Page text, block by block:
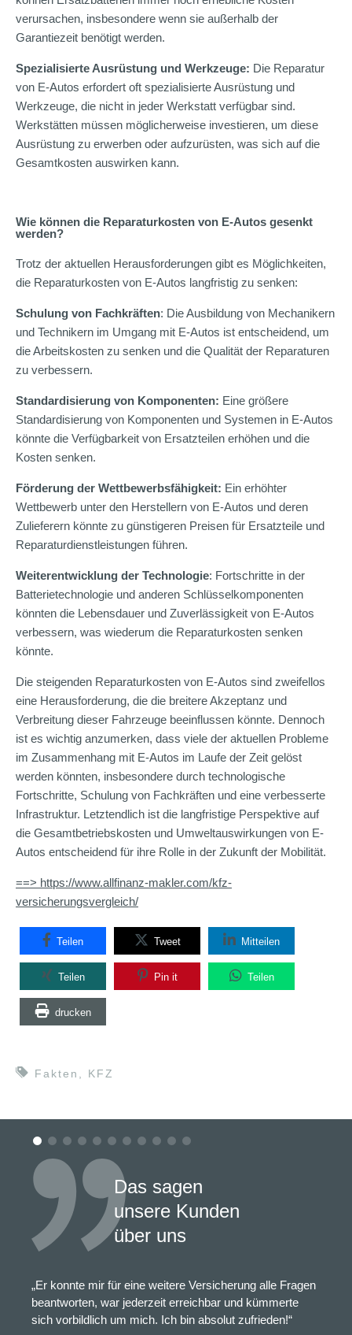
verursachen, insbesondere wenn sie außerhalb der
Garantiezeit benötigt werden.
Spezialisierte Ausrüstung und Werkzeuge: Die Reparatur
von E-Autos erfordert oft spezialisierte Ausrüstung und
Werkzeuge, die nicht in jeder Werkstatt verfügbar sind.
Werkstätten müssen möglicherweise investieren, um diese
Ausrüstung zu erwerben oder aufzurüsten, was sich auf die
Gesamtkosten auswirken kann.
Wie können die Reparaturkosten von E-Autos gesenkt
werden?
Trotz der aktuellen Herausforderungen gibt es Möglichkeiten,
die Reparaturkosten von E-Autos langfristig zu senken:
Schulung von Fachkräften: Die Ausbildung von Mechanikern
und Technikern im Umgang mit E-Autos ist entscheidend, um
die Arbeitskosten zu senken und die Qualität der Reparaturen
zu verbessern.
Standardisierung von Komponenten: Eine größere
Standardisierung von Komponenten und Systemen in E-Autos
könnte die Verfügbarkeit von Ersatzteilen erhöhen und die
Kosten senken.
Förderung der Wettbewerbsfähigkeit: Ein erhöhter
Wettbewerb unter den Herstellern von E-Autos und deren
Zulieferern könnte zu günstigeren Preisen für Ersatzteile und
Reparaturdienstleistungen führen.
Weiterentwicklung der Technologie: Fortschritte in der
Batterietechnologie und anderen Schlüsselkomponenten
könnten die Lebensdauer und Zuverlässigkeit von E-Autos
verbessern, was wiederum die Reparaturkosten senken
könnte.
Die steigenden Reparaturkosten von E-Autos sind zweifellos
eine Herausforderung, die die breitere Akzeptanz und
Verbreitung dieser Fahrzeuge beeinflussen könnte. Dennoch
ist es wichtig anzumerken, dass viele der aktuellen Probleme
im Zusammenhang mit E-Autos im Laufe der Zeit gelöst
werden könnten, insbesondere durch technologische
Fortschritte, Schulung von Fachkräften und eine verbesserte
Infrastruktur. Letztendlich ist die langfristige Perspektive auf
die Gesamtbetriebskosten und Umweltauswirkungen von E-
Autos entscheidend für ihre Rolle in der Zukunft der Mobilität.
==> https://www.allfinanz-makler.com/kfz-
versicherungsvergleich/
Teilen Tweet Mitteilen
Teilen Pin it Teilen
drucken
Fakten , KFZ
Das sagen
unsere Kunden
über uns
„Er konnte mir für eine weitere Versicherung alle Fragen
beantworten, war jederzeit erreichbar und kümmerte
sich vorbildlich um mich. Ich bin absolut zufrieden!“